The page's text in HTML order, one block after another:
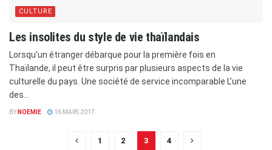
CULTURE
Les insolites du style de vie thaïlandais
Lorsqu’un étranger débarque pour la première fois en
Thaïlande, il peut être surpris par plusieurs aspects de la vie
culturelle du pays. Une société de service incomparable L’une
des...
BY NOEMIE 16 MARS 2017
1 2 3 4